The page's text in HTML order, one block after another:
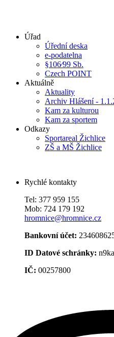
Úřad
Úřední deska
e-podatelna
§106⁄99 Sb.
Czech POINT
Aktuálně
Aktuality
Archiv Hlášení -
Kam za kulturou
Kam za sportem
Odkazy
Sportareal Žichlice
ZŠ a MŠ Žichlice
Rychlé kontakty
Tel: 377 959 155
Mob: 724 179 192
hromnice@hromnice.cz
Bankovní účet:
ID Datové schránky:
IČ: 00257800